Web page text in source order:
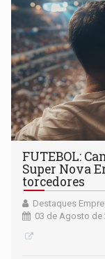
FUTEBOL:
Super Nova
torcedores
Destaques
03 de Agosto de